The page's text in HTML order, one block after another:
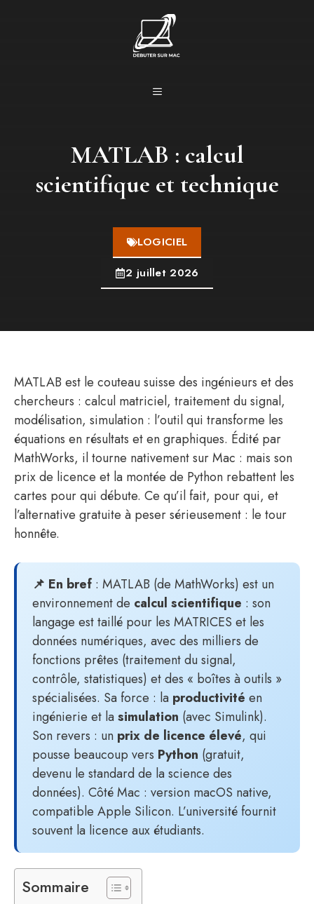
MENU
MATLAB : calcul
scientifique et technique
LOGICIEL
2 juillet 2026
MATLAB est le couteau suisse des ingénieurs et des
chercheurs : calcul matriciel, traitement du signal,
modélisation, simulation : l’outil qui transforme les
équations en résultats et en graphiques. Édité par
MathWorks, il tourne nativement sur Mac : mais son
prix de licence et la montée de Python rebattent les
cartes pour qui débute. Ce qu’il fait, pour qui, et
l’alternative gratuite à peser sérieusement : le tour
honnête.
📌 En bref : MATLAB (de MathWorks) est un
environnement de calcul scientifique : son
langage est taillé pour les MATRICES et les
données numériques, avec des milliers de
fonctions prêtes (traitement du signal,
contrôle, statistiques) et des « boîtes à outils »
spécialisées. Sa force : la productivité en
ingénierie et lasimulation (avec Simulink).
Son revers : un prix de licence élevé, qui
pousse beaucoup vers Python (gratuit,
devenu le standard de la science des
données). Côté Mac : version macOS native,
compatible Apple Silicon. L’université fournit
souvent la licence aux étudiants.
Sommaire